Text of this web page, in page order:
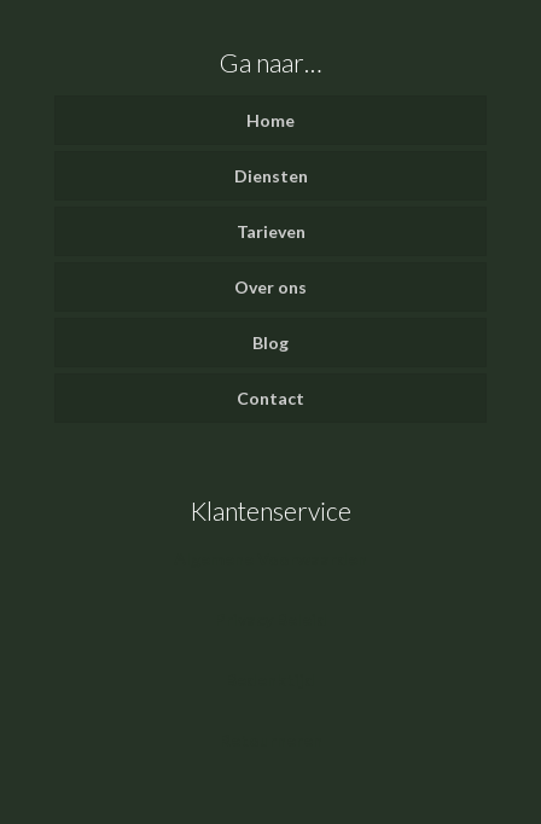
Ga naar…
Home
Diensten
Tarieven
Over ons
Blog
Contact
Klantenservice